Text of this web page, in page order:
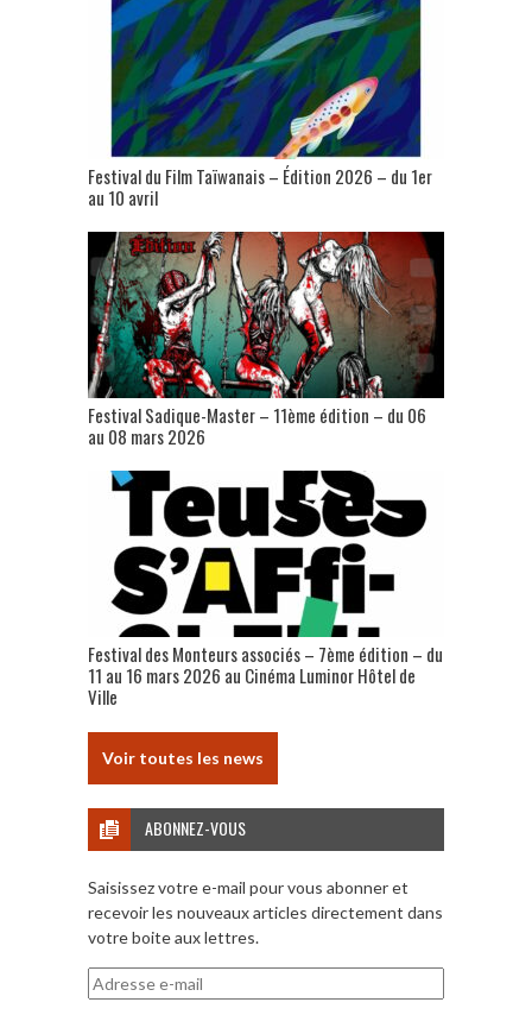
Festival du Film Taïwanais – Édition 2026 – du 1er
au 10 avril
Festival Sadique-Master – 11ème édition – du 06
au 08 mars 2026
Festival des Monteurs associés – 7ème édition – du
11 au 16 mars 2026 au Cinéma Luminor Hôtel de
Ville
Voir toutes les news
ABONNEZ-VOUS
Saisissez votre e-mail pour vous abonner et
recevoir les nouveaux articles directement dans
votre boite aux lettres.
Adresse
e-